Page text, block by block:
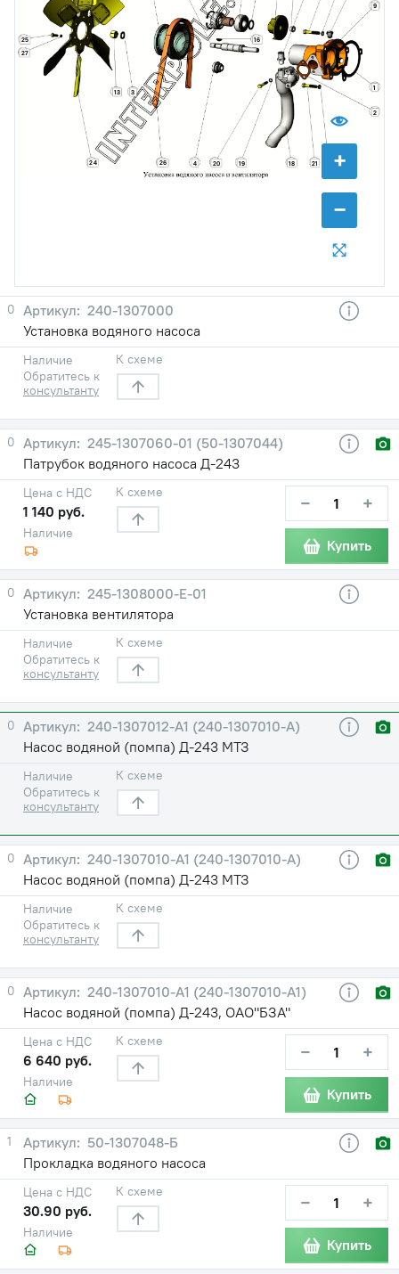
+
−
1
2
3
4
9
13
16
18
19
20 21
24
25
26
27
0
240-1307000
Установка водяного насоса
Наличие
Обратитесь к
консультанту
К схеме
0
245-1307060-01 (50-1307044)
Патрубок водяного насоса Д-243
Наличие
Цена с НДС
1 140 руб.
К схеме − +
Купить
0
245-1308000-Е-01
Установка вентилятора
Наличие
Обратитесь к
консультанту
К схеме
0
240-1307012-A1 (240-1307010-А)
Насос водяной (помпа) Д-243 МТЗ
Наличие
Обратитесь к
консультанту
К схеме
0
240-1307010-A1 (240-1307010-А)
Насос водяной (помпа) Д-243 МТЗ
Наличие
Обратитесь к
консультанту
К схеме
0
240-1307010-A1 (240-1307010-А1)
Насос водяной (помпа) Д-243, ОАО"БЗА"
Наличие
Цена с НДС
6 640 руб.
К схеме − +
Купить
1
50-1307048-Б
Прокладка водяного насоса
Наличие
Цена с НДС
30.90 руб.
К схеме − +
Купить